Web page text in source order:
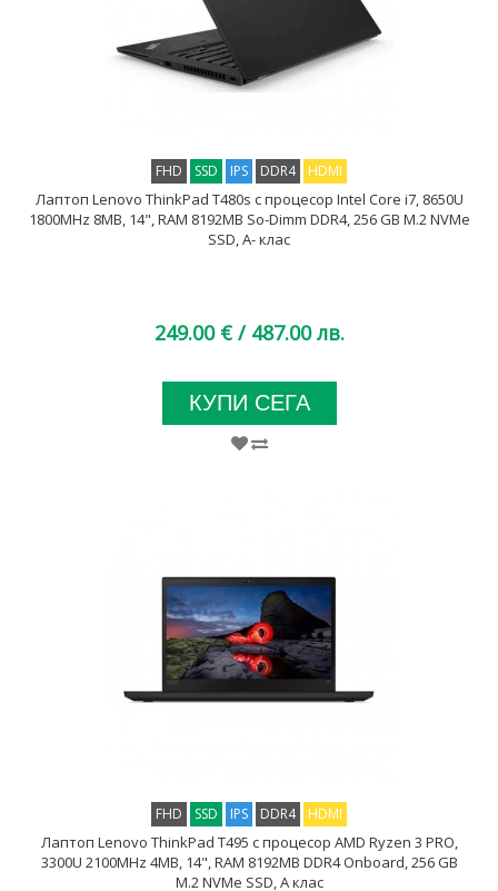
FHD SSD IPS DDR4 HDMI
Лаптоп Lenovo ThinkPad T480s с процесор Intel Core i7, 8650U
1800MHz 8MB, 14", RAM 8192MB So-Dimm DDR4, 256 GB M.2 NVMe
SSD, A- клас
249.00 € / 487.00 лв.
КУПИ СЕГА
FHD SSD IPS DDR4 HDMI
Лаптоп Lenovo ThinkPad T495 с процесор AMD Ryzen 3 PRO,
3300U 2100MHz 4MB, 14", RAM 8192MB DDR4 Onboard, 256 GB
M.2 NVMe SSD, A клас